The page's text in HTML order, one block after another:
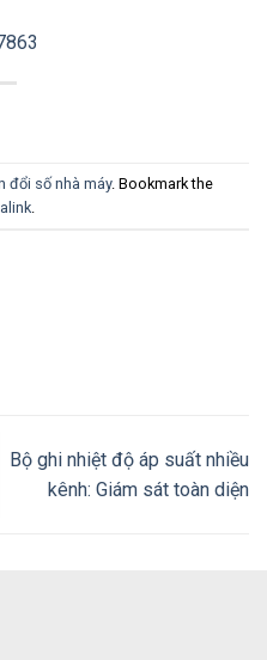
đổi số nhà máy. Bookmark the
.
Bộ ghi nhiệt độ áp suất nhiều
kênh: Giám sát toàn diện